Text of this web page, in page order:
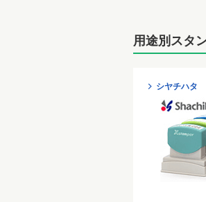
用途別スタ
シヤチハタ